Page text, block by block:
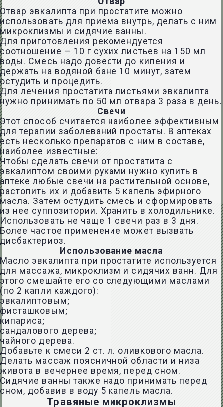
Отвар эвкалипта при простатите можно
использовать для приема внутрь, делать с ним
микроклизмы и сидячие ванны.
Для приготовления рекомендуется
соотношение — 10 г сухих листьев на 150 мл
воды. Смесь надо довести до кипения и
держать на водяной бане 10 минут, затем
остудить и процедить.
Для лечения простатита листьями эвкалипта
нужно принимать по 50 мл отвара 3 раза в день.
Свечи
Этот способ считается наиболее эффективным
для терапии заболеваний простаты. В аптеках
есть несколько препаратов с ним в составе,
наиболее известные:
Чтобы сделать свечи от простатита с
эвкалиптом своими руками нужно купить в
аптеке любые свечи на растительной основе,
растопить их и добавить 5 капель эфирного
масла. Затем остудить смесь и сформировать
из нее суппозитории. Хранить в холодильнике.
Использовать не чаще 1 свечи раз в 3 дня.
Более частое применение может вызвать
дисбактериоз.
Использование масла
Масло эвкалипта при простатите используется
для массажа, микроклизм и сидячих ванн. Для
этого смешайте его со следующими маслами
(по 2 капли каждого):
эвкалиптовым;
фисташковым;
кипариса;
сандалового дерева;
чайного дерева.
Добавьте к смеси 2 ст. л. оливкового масла.
Делать массаж поясничной области и низа
живота в вечернее время, перед сном.
Сидячие ванны также надо принимать перед
сном, добавив в воду 5 капель масла.
Травяные микроклизмы